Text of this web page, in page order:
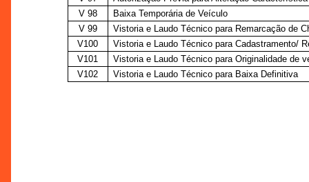
V 98
Baixa Temporária de Veículo
V 99
Vistoria e Laudo Técnico para Remarcação de
V100
Vistoria e Laudo Técnico para Cadastramento/
V101
Vistoria e Laudo Técnico para Originalidade de
V102
Vistoria e Laudo Técnico para Baixa Definitiva